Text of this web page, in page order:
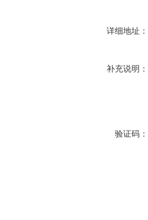
详细地址：
补充说明：
验证码：